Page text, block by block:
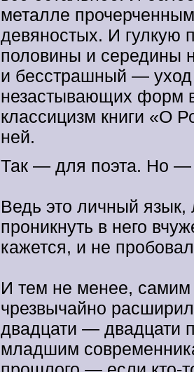
металле
девяностых. И гулкую
половины и середины
и бесстрашный — уход
незастывающих форм
классицизм книги «О
ней.
Так — для поэта. Но —
Ведь это личный
проникнуть в него
кажется, и не
И тем не менее, самим
чрезвычайно
двадцати — двадцати
младшим